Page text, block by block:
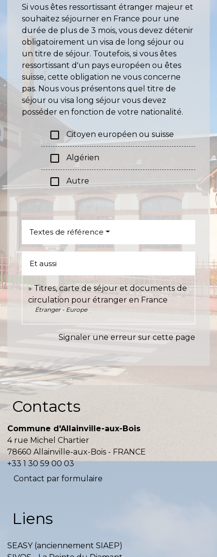
Si vous êtes ressortissant étranger majeur et
souhaitez séjourner en France pour une
durée de plus de 3 mois, vous devez détenir
obligatoirement un visa de long séjour ou
un titre de séjour. Toutefois, si vous êtes
ressortissant d'un pays européen ou êtes
suisse, cette obligation ne vous concerne
pas. Nous vous présentons quel titre de
séjour ou visa long séjour vous devez
posséder en fonction de votre nationalité.
check_box_outline_blank Citoyen européen ou suisse
check_box_outline_blank Algérien
check_box_outline_blank Autre
Textes de référence
Et aussi
Titres, carte de séjour et documents de
circulation pour étranger en France
Étranger - Europe
Signaler une erreur sur cette page
Contacts
Commune d'Allainville-aux-Bois
4 rue Michel Chartier
78660 Allainville-aux-Bois - FRANCE
+33 1 30 59 00 03
Contact par formulaire
Liens
SEASY (anciennement SIAEP)